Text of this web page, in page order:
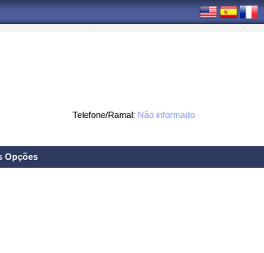
Telefone/Ramal: Não informado
Opções